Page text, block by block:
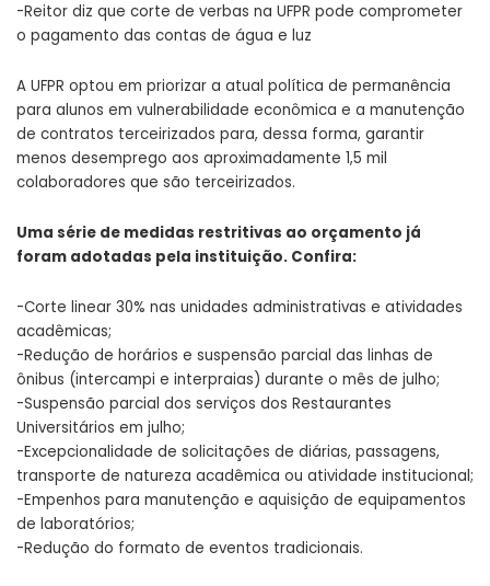
-Reitor diz que corte de verbas na UFPR pode comprometer
o pagamento das contas de água e luz
A UFPR optou em priorizar a atual política de permanência
para alunos em vulnerabilidade econômica e a manutenção
de contratos terceirizados para, dessa forma, garantir
menos desemprego aos aproximadamente 1,5 mil
colaboradores que são terceirizados.
Uma série de medidas restritivas ao orçamento já
foram adotadas pela instituição. Confira:
-Corte linear 30% nas unidades administrativas e atividades
acadêmicas;
-Redução de horários e suspensão parcial das linhas de
ônibus (intercampi e interpraias) durante o mês de julho;
-Suspensão parcial dos serviços dos Restaurantes
Universitários em julho;
-Excepcionalidade de solicitações de diárias, passagens,
transporte de natureza acadêmica ou atividade institucional;
-Empenhos para manutenção e aquisição de equipamentos
de laboratórios;
-Redução do formato de eventos tradicionais.